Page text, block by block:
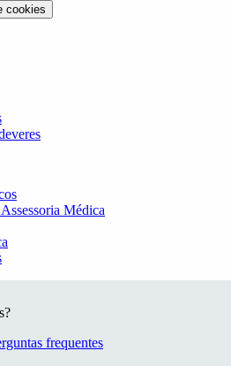
cookies
Médica
frequentes